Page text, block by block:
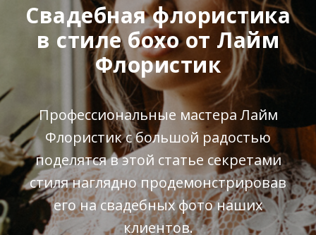
Свадебная флористика
в стиле бохо от Лайм
Флористик
Профессиональные мастера Лайм
Флористик с большой радостью
поделятся в этой статье секретами
стиля наглядно продемонстрировав
его на свадебных фото наших
клиентов.